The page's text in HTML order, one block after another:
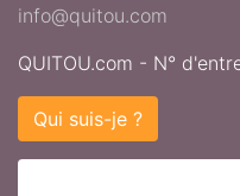
info@quitou.com
QUITOU.com - N°
Qui suis-je ?